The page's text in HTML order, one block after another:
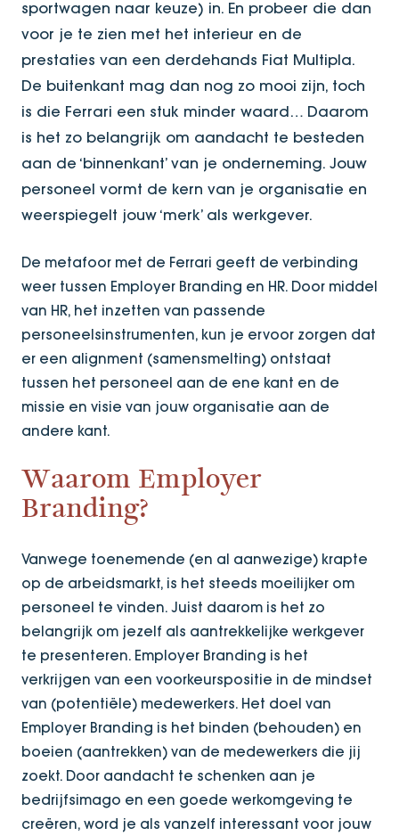
sportwagen naar keuze) in. En probeer die dan
voor je te zien met het interieur en de
prestaties van een derdehands Fiat Multipla.
De buitenkant mag dan nog zo mooi zijn, toch
is die Ferrari een stuk minder waard… Daarom
is het zo belangrijk om aandacht te besteden
aan de ‘binnenkant’ van je onderneming. Jouw
personeel vormt de kern van je organisatie en
weerspiegelt jouw ‘merk’ als werkgever.
De metafoor met de Ferrari geeft de verbinding
weer tussen Employer Branding en HR. Door middel
van HR, het inzetten van passende
personeelsinstrumenten, kun je ervoor zorgen dat
er een alignment (samensmelting) ontstaat
tussen het personeel aan de ene kant en de
missie en visie van jouw organisatie aan de
andere kant.
Waarom Employer
Branding?
Vanwege toenemende (en al aanwezige) krapte
op de arbeidsmarkt, is het steeds moeilijker om
personeel te vinden. Juist daarom is het zo
belangrijk om jezelf als aantrekkelijke werkgever
te presenteren. Employer Branding is het
verkrijgen van een voorkeurspositie in de mindset
van (potentiële) medewerkers. Het doel van
Employer Branding is het binden (behouden) en
boeien (aantrekken) van de medewerkers die jij
zoekt. Door aandacht te schenken aan je
bedrijfsimago en een goede werkomgeving te
creëren, word je als vanzelf interessant voor jouw